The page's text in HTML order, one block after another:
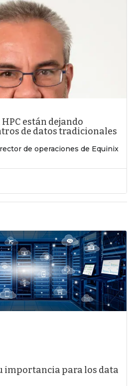
están dejando
de datos tradicionales
de operaciones de Equinix
importancia para los data